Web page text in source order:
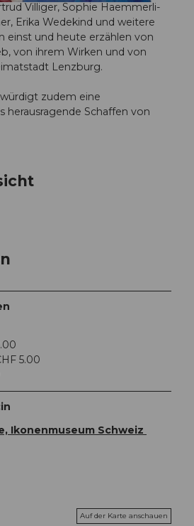
Villiger, Sophie Haemmerli-
Erika Wedekind und weitere
einst und heute erzählen von
von ihrem Wirken und von
Lenzburg.
zudem eine
herausragende Schaffen von
5.00
Ikonenmuseum Schweiz
Auf der Karte anschauen